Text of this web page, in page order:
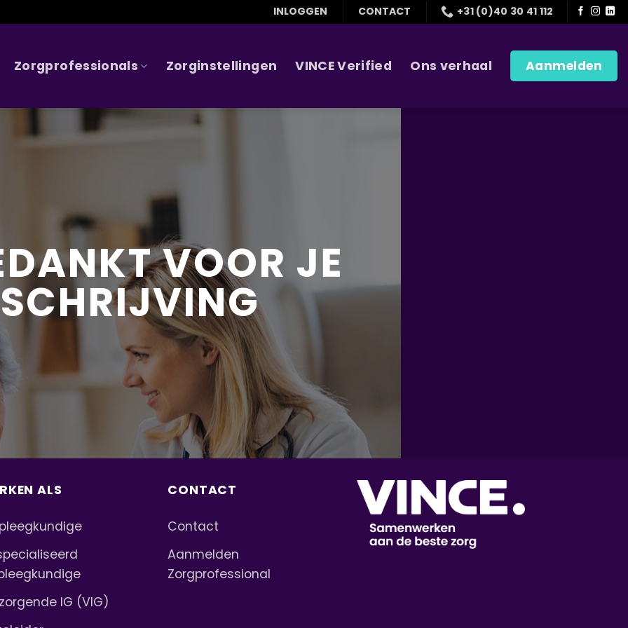
INLOGGEN CONTACT +31 (0)40 30 41 112
Zorgprofessionals Zorginstellingen VINCE Verified Ons verhaal Aanmelden
VOOR JE
ALS
IG (VIG)
CONTACT
Contact
Aanmelden
Zorgprofessional